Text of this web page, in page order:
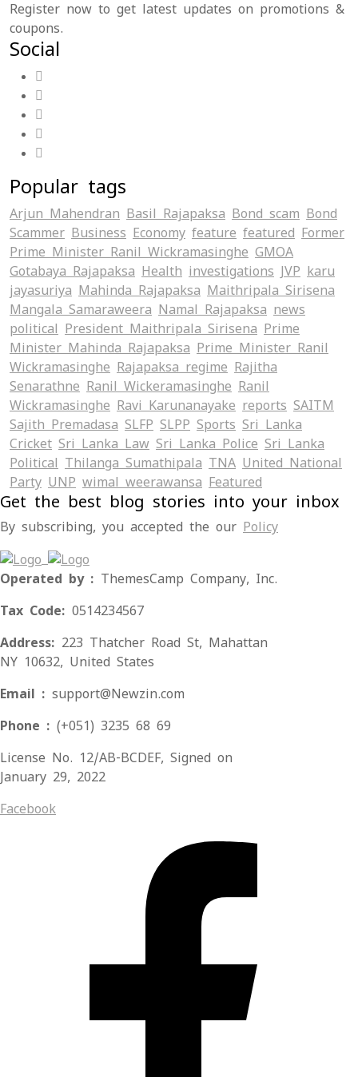
Register now to get latest updates on promotions &
coupons.
Social
Popular tags
Arjun Mahendran Basil Rajapaksa Bond scam Bond
Scammer Business Economy feature featured Former
Prime Minister Ranil Wickramasinghe GMOA
Gotabaya Rajapaksa Health investigations JVP karu
jayasuriya Mahinda Rajapaksa Maithripala Sirisena
Mangala Samaraweera Namal Rajapaksa news
political President Maithripala Sirisena Prime
Minister Mahinda Rajapaksa Prime Minister Ranil
Wickramasinghe Rajapaksa regime Rajitha
Senarathne Ranil Wickeramasinghe Ranil
Wickramasinghe Ravi Karunanayake reports SAITM
Sajith Premadasa SLFP SLPP Sports Sri Lanka
Cricket Sri Lanka Law Sri Lanka Police Sri Lanka
Political Thilanga Sumathipala TNA United National
Party UNP wimal weerawansa ‍Featured
Get the best blog stories into your inbox
By subscribing, you accepted the our Policy
Operated by : ThemesCamp Company, Inc.
Tax Code: 0514234567
Address: 223 Thatcher Road St, Mahattan
NY 10632, United States
Email : support@Newzin.com
Phone : (+051) 3235 68 69
License No. 12/AB-BCDEF, Signed on
January 29, 2022
Facebook